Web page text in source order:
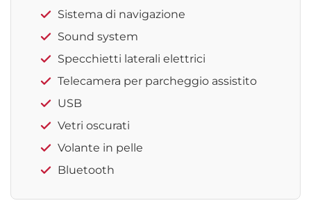
Sistema di navigazione
Sound system
Specchietti laterali elettrici
Telecamera per parcheggio assistito
USB
Vetri oscurati
Volante in pelle
Bluetooth